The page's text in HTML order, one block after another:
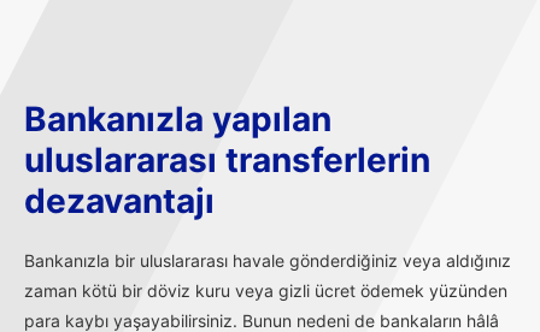
Bankanızla yapılan
uluslararası transferlerin
dezavantajı
Bankanızla bir uluslararası havale gönderdiğiniz veya aldığınız
zaman kötü bir döviz kuru veya gizli ücret ödemek yüzünden
para kaybı yaşayabilirsiniz. Bunun nedeni de bankaların hâlâ